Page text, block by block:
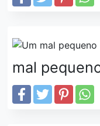
mal